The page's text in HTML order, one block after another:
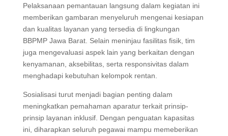
Pelaksanaan pemantauan langsung dalam kegiatan ini
memberikan gambaran menyeluruh mengenai kesiapan
dan kualitas layanan yang tersedia di lingkungan
BBPMP Jawa Barat. Selain meninjau fasilitas fisik, tim
juga mengevaluasi aspek lain yang berkaitan dengan
kenyamanan, aksebilitas, serta responsivitas dalam
menghadapi kebutuhan kelompok rentan.
Sosialisasi turut menjadi bagian penting dalam
meningkatkan pemahaman aparatur terkait prinsip-
prinsip layanan inklusif. Dengan penguatan kapasitas
ini, diharapkan seluruh pegawai mampu memeberikan